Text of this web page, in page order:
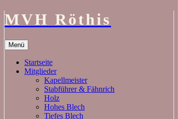
MVH Röthis
Menü
Inhalt
springen
Startseite
Mitglieder
Kapellmeister
Stabführer & Fähnrich
Holz
Hohes Blech
Tiefes Blech